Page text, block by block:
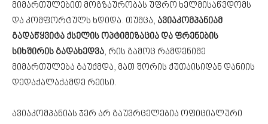
მიმართულებით მოგზაურობას უფრო ხელმისაწვდომს
და კომფორტულს ხდიდა. თუმცა, ავიაკომპანიამ
გადაწყვიტა ქსელის ოპტიმიზაცია და ფრენების
სიხშირის გადახედვა, რის გამოც რამდენიმე
მიმართულება გაუქმდა, მათ შორის ქუთაისიდან დანიის
დედაქალაქამდე რეისი.
ავიაკომპანიას ჯერ არ გაუვრცელებია ოფიციალური